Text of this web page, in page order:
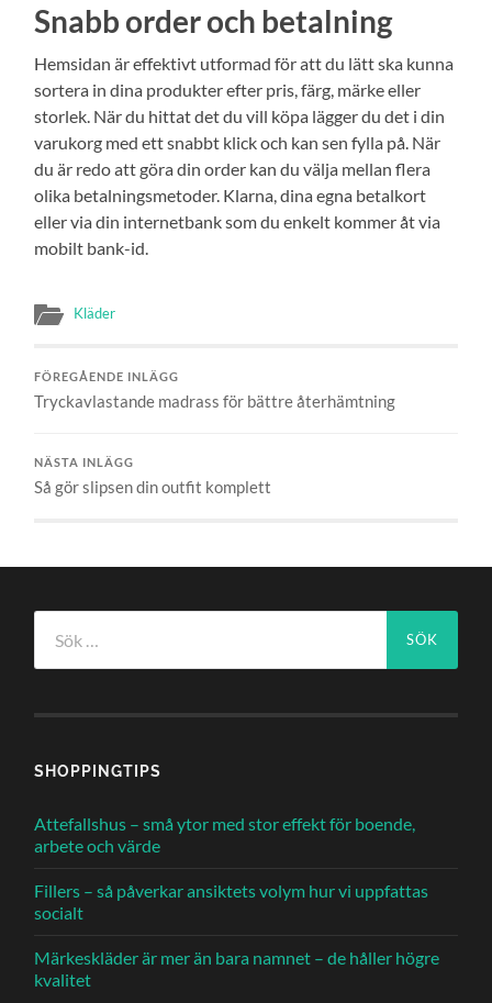
Snabb order och betalning
Hemsidan är effektivt utformad för att du lätt ska kunna
sortera in dina produkter efter pris, färg, märke eller
storlek. När du hittat det du vill köpa lägger du det i din
varukorg med ett snabbt klick och kan sen fylla på. När
du är redo att göra din order kan du välja mellan flera
olika betalningsmetoder. Klarna, dina egna betalkort
eller via din internetbank som du enkelt kommer åt via
mobilt bank-id.
Kläder
FÖREGÅENDE INLÄGG
Tryckavlastande madrass för bättre återhämtning
NÄSTA INLÄGG
Så gör slipsen din outfit komplett
efter:
SHOPPINGTIPS
Attefallshus – små ytor med stor effekt för boende,
arbete och värde
Fillers – så påverkar ansiktets volym hur vi uppfattas
socialt
Märkeskläder är mer än bara namnet – de håller högre
kvalitet